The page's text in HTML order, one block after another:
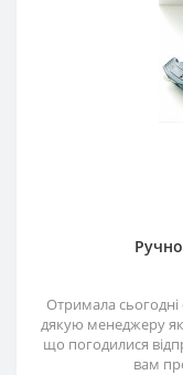
Отримала
дякую менеджеру
що погодилися
вам